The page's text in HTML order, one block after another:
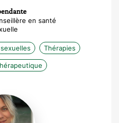
en santé
Thérapies
Marion
Maudet